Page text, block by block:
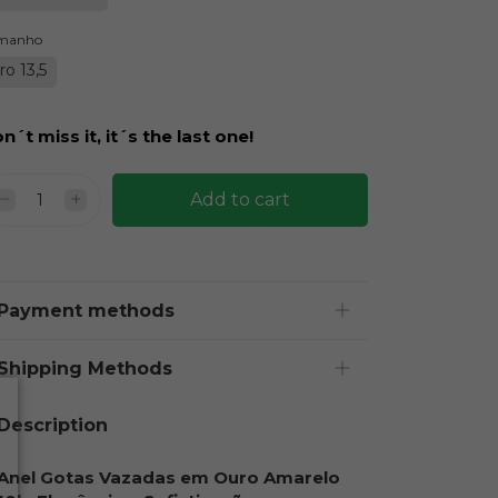
13,5
miss it, it´s the last one!
methods
Methods
Gotas Vazadas em Ouro Amarelo